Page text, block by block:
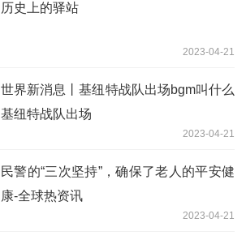
历史上的驿站
2023-04-21
世界新消息丨基纽特战队出场bgm叫什么
基纽特战队出场
2023-04-21
民警的“三次坚持”，确保了老人的平安健
康-全球热资讯
2023-04-21